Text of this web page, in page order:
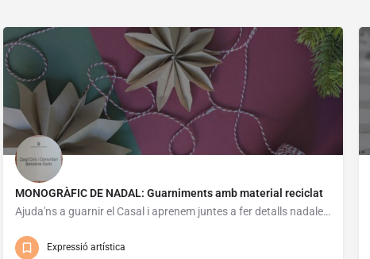
MONOGRÀFIC DE NADAL: Guarniments amb material reciclat
Ajuda'ns a guarnir el Casal i aprenem juntes a fer detalls nadalencs amb material reciclat. Activitat…
Expressió artística